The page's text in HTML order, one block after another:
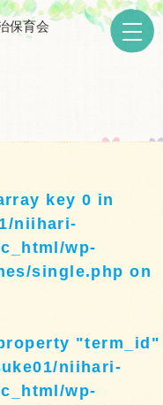
保育会
key 0 in
niihari-
wp-
single.php on
"term_id"
niihari-
wp-